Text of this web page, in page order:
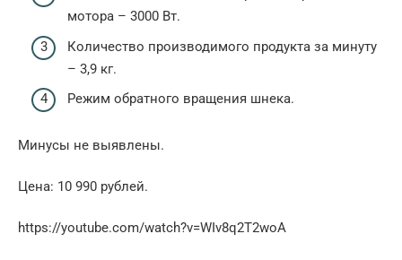
мотора – 3000 Вт.
Количество производимого продукта за минуту
– 3,9 кг.
Режим обратного вращения шнека.
Минусы не выявлены.
Цена: 10 990 рублей.
https://youtube.com/watch?v=WIv8q2T2woA